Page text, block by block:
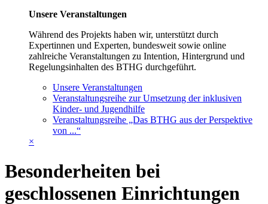
Unsere Veranstaltungen
Während des Projekts haben wir, unterstützt durch
Expertinnen und Experten, bundesweit sowie online
zahlreiche Veranstaltungen zu Intention, Hintergrund und
Regelungsinhalten des BTHG durchgeführt.
Unsere Veranstaltungen
Veranstaltungsreihe zur Umsetzung der inklusiven
Kinder- und Jugendhilfe
Veranstaltungsreihe „Das BTHG aus der Perspektive
von ...“
×
Besonderheiten bei
geschlossenen Einrichtungen